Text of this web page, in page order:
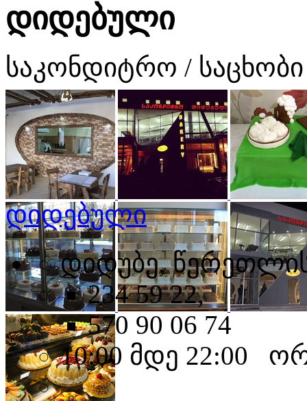
დიდებული
საკონდიტრო / საცხობი
დიდებული
დიდუბე,
234 59 22,
570 90 06 74
10:00 მდე 22:00